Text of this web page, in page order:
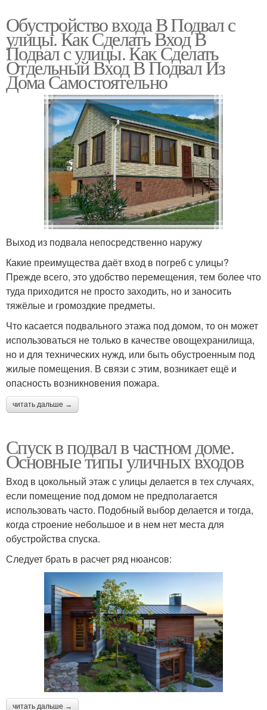
Обустройство входа В Подвал с
улицы. Как Сделать Вход В
Подвал с улицы. Как Сделать
Отдельный Вход В Подвал Из
Дома Самостоятельно
Выход из подвала непосредственно наружу
Какие преимущества даёт вход в погреб с улицы?
Прежде всего, это удобство перемещения, тем более что
туда приходится не просто заходить, но и заносить
тяжёлые и громоздкие предметы.
Что касается подвального этажа под домом, то он может
использоваться не только в качестве овощехранилища,
но и для технических нужд, или быть обустроенным под
жилые помещения. В связи с этим, возникает ещё и
опасность возникновения пожара.
читать дальше →
Спуск в подвал в частном доме.
Основные типы уличных входов
Вход в цокольный этаж с улицы делается в тех случаях,
если помещение под домом не предполагается
использовать часто. Подобный выбор делается и тогда,
когда строение небольшое и в нем нет места для
обустройства спуска.
Следует брать в расчет ряд нюансов:
читать дальше →